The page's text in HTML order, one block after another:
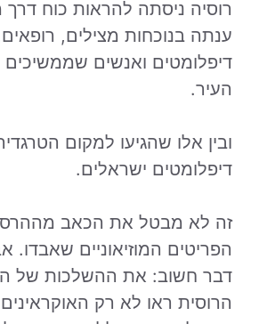
רוסיה ניסתה להראות כוח
ענתה בנוכחות מצילים,
דיפלומטים ואנשים
העיר.
ובין אלו שהגיעו למקום
דיפלומטים ישראלים.
זה לא מבטל את הכאב מההרס
הפריטים המוזיאוניים
דבר חשוב: את ההשלכות של
הרוסית ראו לא רק